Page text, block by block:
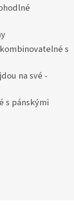
s
na své -
s pánskými